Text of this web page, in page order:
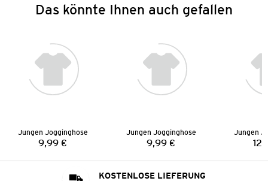
Das könnte Ihnen auch gefallen
Jungen Jogginghose
Preis:
9,99 €
Jungen Jogginghose
Preis:
9,99 €
Jungen
KOSTENLOSE LIEFERUNG